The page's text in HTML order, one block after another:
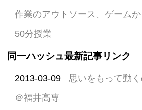
作業のアウトソース、ゲーム
50分授業
同一ハッシュ最新記事リンク
2013-03-09
思いをもって動
＠福井高専